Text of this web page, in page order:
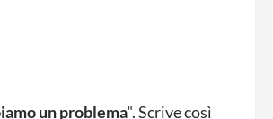
un problema“. Scrive così